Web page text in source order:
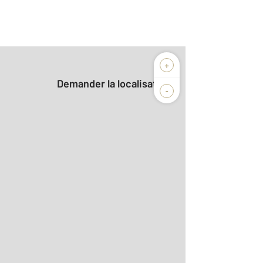
+
-
Demander la localisation